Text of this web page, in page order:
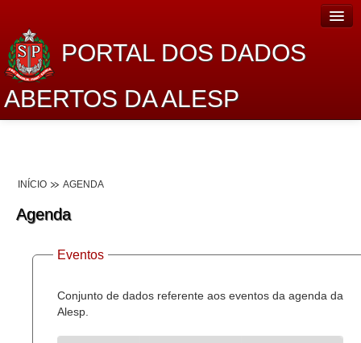
PORTAL DOS DADOS
ABERTOS DA ALESP
Lei de Acesso à Informação
Dados Governamentais Abertos
Planejamento
Catálogo de dados
INÍCIO AGENDA
Agenda
Eventos
Conjunto de dados referente aos eventos da agenda da
Alesp.